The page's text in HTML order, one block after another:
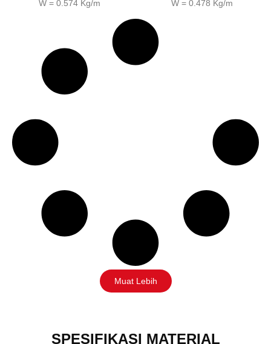
W = 0.574 Kg/m
W = 0.478 Kg/m
Muat Lebih
SPESIFIKASI MATERIAL